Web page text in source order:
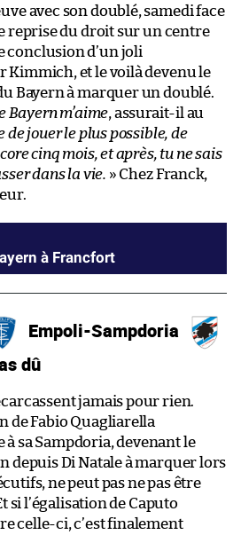
avec son doublé, samedi face
reprise du droit sur un centre
conclusion d’un joli
Kimmich, et le voilà devenu le
Bayern à marquer un doublé.
Bayern m’aime, assurait-il au
de jouer le plus possible, de
cinq mois, et après, tu ne sais
dans la vie. » Chez Franck,
à Francfort
Empoli-Sampdoria
dû
jamais pour rien.
de Fabio Quagliarella
à sa Sampdoria, devenant le
depuis Di Natale à marquer lors
ne peut pas ne pas être
si l’égalisation de Caputo
celle-ci, c’est finalement